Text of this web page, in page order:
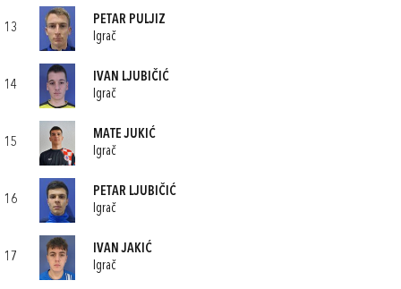
13
PETAR PULJIZ
Igrač
14
IVAN LJUBIČIĆ
Igrač
15
MATE JUKIĆ
Igrač
16
PETAR LJUBIČIĆ
Igrač
17
IVAN JAKIĆ
Igrač